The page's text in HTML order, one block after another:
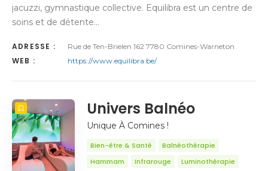
jacuzzi, gymnastique collective. Equilibra est un centre de
soins et de détente…
ADRESSE : Rue de Ten-Brielen 162 7780 Comines-Warneton
WEB : https://www.equilibra.be/
Univers Balnéo
Unique À Comines !
Bien-être & Santé
Balnéothérapie
Hammam
Infrarouge
Luminothérapie